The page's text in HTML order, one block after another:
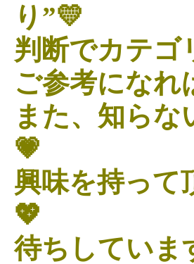
り”💛
判断でカテゴ
ご参考になれ
また、知ら
💗
興味を持って
💖
待ちしていま